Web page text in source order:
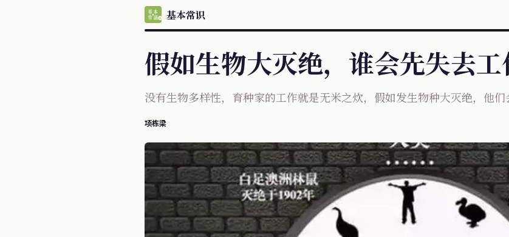
基本常识
假如生物大灭绝，谁会先失去工
没有生物多样性，育种家的工作就是无米之炊，假如发生物种大灭绝，他们
项栋梁